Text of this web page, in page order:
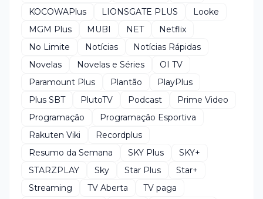
KOCOWAPlus
LIONSGATE PLUS
Looke
MGM Plus
MUBI NET
Netflix
No Limite
Notícias
Notícias Rápidas
Novelas
Novelas e Séries
OI TV
Paramount Plus
Plantão
PlayPlus
Plus SBT
PlutoTV Podcast
Prime Video
Programação
Programação Esportiva
Rakuten Viki
Recordplus
Resumo da Semana
SKY Plus
SKY+
STARZPLAY
Sky Star Plus
Star+
Streaming
TV Aberta
TV paga